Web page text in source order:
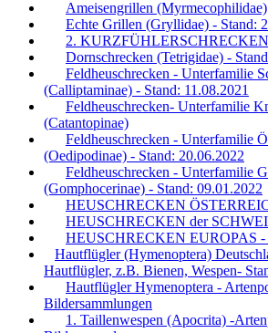
Ameisengrillen (Myrmecophilidae)
Echte Grillen (Gryllidae) - Stand:
2.
Dornschrecken (Tetrigidae) -
Feldheuschrecken - Unterfamilie
(Calliptaminae) - Stand: 11.08.2021
Feldheuschrecken- Unterfamilie
(Catantopinae)
Feldheuschrecken - Unterfamilie
(Oedipodinae) - Stand: 20.06.2022
Feldheuschrecken - Unterfamilie
(Gomphocerinae) - Stand: 09.01.2022
HEUSCHRECKEN
HEUSCHRECKEN der
HEUSCHRECKEN EUROPAS -
Hautflügler (Hymenoptera)
Hautflügler, z.B. Bienen, Wespen-
Hautflügler Hymenoptera -
Bildersammlungen
1. Taillenwespen (Apocrita) -